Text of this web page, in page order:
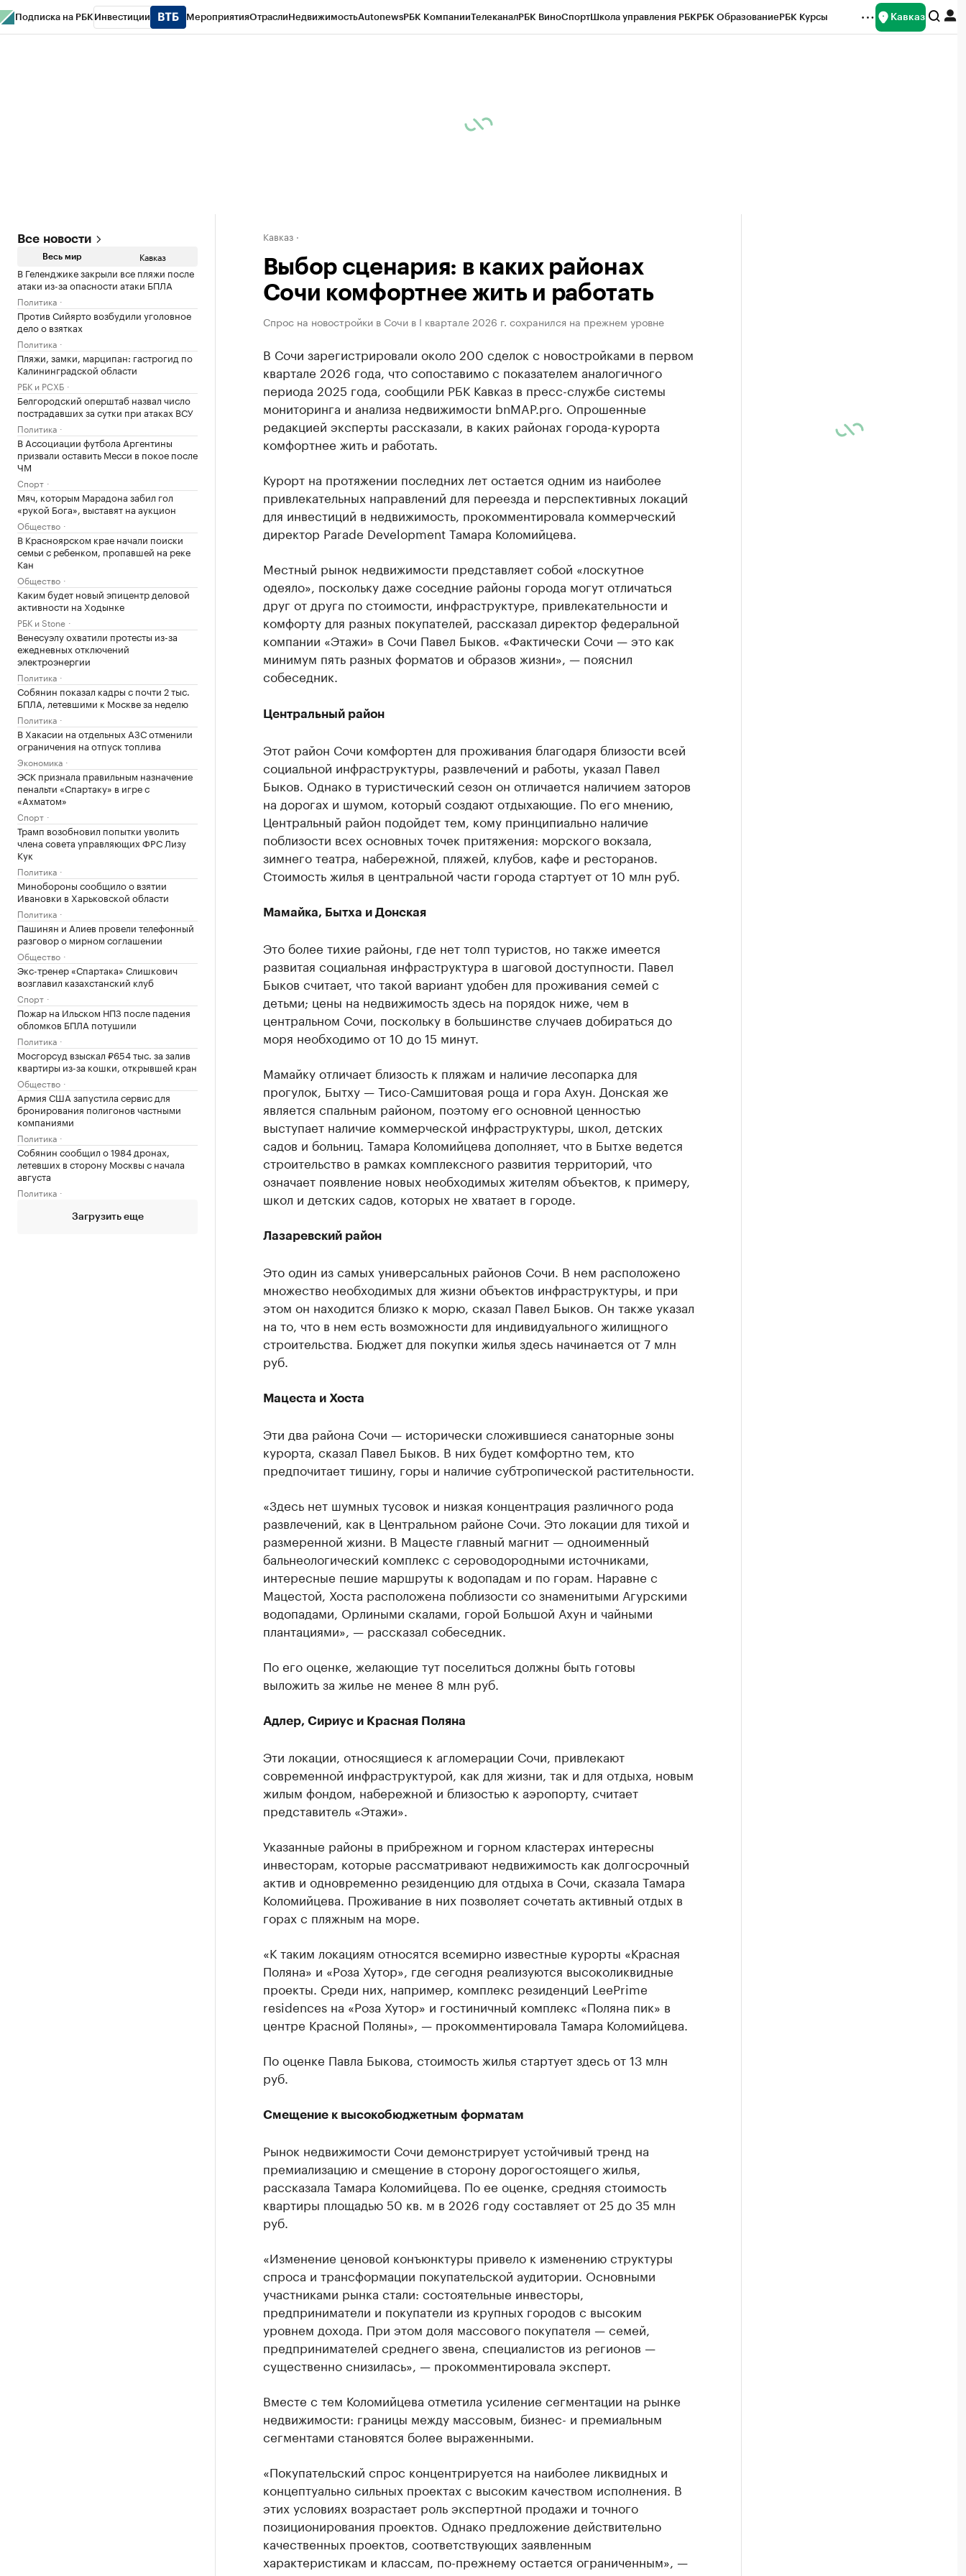
Подписка на РБК Инвестиции МероприятияОтраслиНедвижимостьAutonewsРБК КомпанииТелеканалРБК ВиноСпортШкола управления РБКРБК ОбразованиеРБК Курсы Кавказ
Все новости
Весь мир Кавказ
В Геленджике закрыли все пляжи после
атаки из-за опасности атаки БПЛА
Политика
Против Сийярто возбудили уголовное
дело о взятках
Политика
Пляжи, замки, марципан: гастрогид по
Калининградской области
РБК и РСХБ
Белгородский оперштаб назвал число
пострадавших за сутки при атаках ВСУ
Политика
В Ассоциации футбола Аргентины
призвали оставить Месси в покое после
ЧМ
Спорт
Мяч, которым Марадона забил гол
«рукой Бога», выставят на аукцион
Общество
В Красноярском крае начали поиски
семьи с ребенком, пропавшей на реке
Кан
Общество
Каким будет новый эпицентр деловой
активности на Ходынке
РБК и Stone
Венесуэлу охватили протесты из-за
ежедневных отключений
электроэнергии
Политика
Собянин показал кадры с почти 2 тыс.
БПЛА, летевшими к Москве за неделю
Политика
В Хакасии на отдельных АЗС отменили
ограничения на отпуск топлива
Экономика
ЭСК признала правильным назначение
пенальти «Спартаку» в игре с
«Ахматом»
Спорт
Трамп возобновил попытки уволить
члена совета управляющих ФРС Лизу
Кук
Политика
Минобороны сообщило о взятии
Ивановки в Харьковской области
Политика
Пашинян и Алиев провели телефонный
разговор о мирном соглашении
Общество
Экс-тренер «Спартака» Слишкович
возглавил казахстанский клуб
Спорт
Пожар на Ильском НПЗ после падения
обломков БПЛА потушили
Политика
Мосгорсуд взыскал ₽654 тыс. за залив
квартиры из-за кошки, открывшей кран
Общество
Армия США запустила сервис для
бронирования полигонов частными
компаниями
Политика
Собянин сообщил о 1984 дронах,
летевших в сторону Москвы с начала
августа
Политика
Загрузить еще
Кавказ
Выбор сценария: в каких районах
Сочи комфортнее жить и работать
Спрос на новостройки в Сочи в I квартале 2026 г. сохранился на прежнем уровне
В Сочи зарегистрировали около 200 сделок с новостройками в первом
квартале 2026 года, что сопоставимо с показателем аналогичного
периода 2025 года, сообщили РБК Кавказ в пресс-службе системы
мониторинга и анализа недвижимости bnMAP.pro. Опрошенные
редакцией эксперты рассказали, в каких районах города-курорта
комфортнее жить и работать.
Курорт на протяжении последних лет остается одним из наиболее
привлекательных направлений для переезда и перспективных локаций
для инвестиций в недвижимость, прокомментировала коммерческий
директор Parade Development Тамара Коломийцева.
Местный рынок недвижимости представляет собой «лоскутное
одеяло», поскольку даже соседние районы города могут отличаться
друг от друга по стоимости, инфраструктуре, привлекательности и
комфорту для разных покупателей, рассказал директор федеральной
компании «Этажи» в Сочи Павел Быков. «Фактически Сочи — это как
минимум пять разных форматов и образов жизни», — пояснил
собеседник.
Центральный район
Этот район Сочи комфортен для проживания благодаря близости всей
социальной инфраструктуры, развлечений и работы, указал Павел
Быков. Однако в туристический сезон он отличается наличием заторов
на дорогах и шумом, который создают отдыхающие. По его мнению,
Центральный район подойдет тем, кому принципиально наличие
поблизости всех основных точек притяжения: морского вокзала,
зимнего театра, набережной, пляжей, клубов, кафе и ресторанов.
Стоимость жилья в центральной части города стартует от 10 млн руб.
Мамайка, Бытха и Донская
Это более тихие районы, где нет толп туристов, но также имеется
развитая социальная инфраструктура в шаговой доступности. Павел
Быков считает, что такой вариант удобен для проживания семей с
детьми; цены на недвижимость здесь на порядок ниже, чем в
центральном Сочи, поскольку в большинстве случаев добираться до
моря необходимо от 10 до 15 минут.
Мамайку отличает близость к пляжам и наличие лесопарка для
прогулок, Бытху — Тисо-Самшитовая роща и гора Ахун. Донская же
является спальным районом, поэтому его основной ценностью
выступает наличие коммерческой инфраструктуры, школ, детских
садов и больниц. Тамара Коломийцева дополняет, что в Бытхе ведется
строительство в рамках комплексного развития территорий, что
означает появление новых необходимых жителям объектов, к примеру,
школ и детских садов, которых не хватает в городе.
Лазаревский район
Это один из самых универсальных районов Сочи. В нем расположено
множество необходимых для жизни объектов инфраструктуры, и при
этом он находится близко к морю, сказал Павел Быков. Он также указал
на то, что в нем есть возможности для индивидуального жилищного
строительства. Бюджет для покупки жилья здесь начинается от 7 млн
руб.
Мацеста и Хоста
Эти два района Сочи — исторически сложившиеся санаторные зоны
курорта, сказал Павел Быков. В них будет комфортно тем, кто
предпочитает тишину, горы и наличие субтропической растительности.
«Здесь нет шумных тусовок и низкая концентрация различного рода
развлечений, как в Центральном районе Сочи. Это локации для тихой и
размеренной жизни. В Мацесте главный магнит — одноименный
бальнеологический комплекс с сероводородными источниками,
интересные пешие маршруты к водопадам и по горам. Наравне с
Мацестой, Хоста расположена поблизости со знаменитыми Агурскими
водопадами, Орлиными скалами, горой Большой Ахун и чайными
плантациями», — рассказал собеседник.
По его оценке, желающие тут поселиться должны быть готовы
выложить за жилье не менее 8 млн руб.
Адлер, Сириус и Красная Поляна
Эти локации, относящиеся к агломерации Сочи, привлекают
современной инфраструктурой, как для жизни, так и для отдыха, новым
жилым фондом, набережной и близостью к аэропорту, считает
представитель «Этажи».
Указанные районы в прибрежном и горном кластерах интересны
инвесторам, которые рассматривают недвижимость как долгосрочный
актив и одновременно резиденцию для отдыха в Сочи, сказала Тамара
Коломийцева. Проживание в них позволяет сочетать активный отдых в
горах с пляжным на море.
«К таким локациям относятся всемирно известные курорты «Красная
Поляна» и «Роза Хутор», где сегодня реализуются высоколиквидные
проекты. Среди них, например, комплекс резиденций LeePrime
residences на «Роза Хутор» и гостиничный комплекс «Поляна пик» в
центре Красной Поляны», — прокомментировала Тамара Коломийцева.
По оценке Павла Быкова, стоимость жилья стартует здесь от 13 млн
руб.
Смещение к высокобюджетным форматам
Рынок недвижимости Сочи демонстрирует устойчивый тренд на
премиализацию и смещение в сторону дорогостоящего жилья,
рассказала Тамара Коломийцева. По ее оценке, средняя стоимость
квартиры площадью 50 кв. м в 2026 году составляет от 25 до 35 млн
руб.
«Изменение ценовой конъюнктуры привело к изменению структуры
спроса и трансформации покупательской аудитории. Основными
участниками рынка стали: состоятельные инвесторы,
предприниматели и покупатели из крупных городов с высоким
уровнем дохода. При этом доля массового покупателя — семей,
предпринимателей среднего звена, специалистов из регионов —
существенно снизилась», — прокомментировала эксперт.
Вместе с тем Коломийцева отметила усиление сегментации на рынке
недвижимости: границы между массовым, бизнес- и премиальным
сегментами становятся более выраженными.
«Покупательский спрос концентрируется на наиболее ликвидных и
концептуально сильных проектах с высоким качеством исполнения. В
этих условиях возрастает роль экспертной продажи и точного
позиционирования проектов. Однако предложение действительно
качественных проектов, соответствующих заявленным
характеристикам и классам, по-прежнему остается ограниченным», —